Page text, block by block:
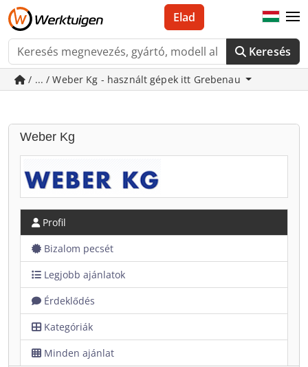
Keresés
Elad
/ ... / Weber Kg - használt gépek itt Grebenau
Weber Kg
Profil
Bizalom pecsét
Legjobb ajánlatok
Érdeklődés
Kategóriák
Minden ajánlat